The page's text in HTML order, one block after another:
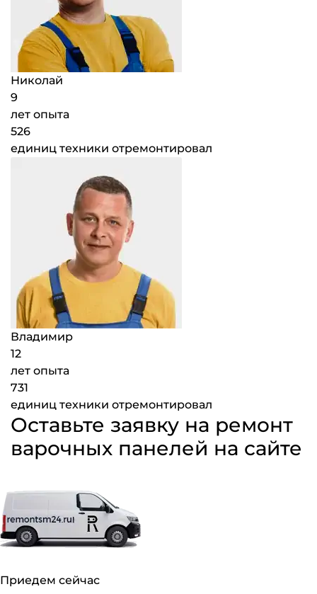
Николай
9
лет опыта
526
единиц техники отремонтировал
Владимир
12
лет опыта
731
единиц техники отремонтировал
Оставьте заявку на ремонт
варочных панелей на сайте
Приедем сейчас